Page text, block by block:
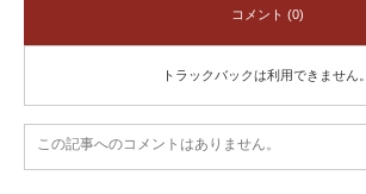
コメント (0)
トラックバックは利用できません。
この記事へのコメントはありません。